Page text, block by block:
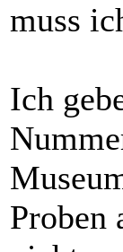
muss
Ich
Proben